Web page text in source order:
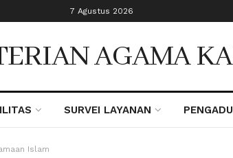
7 Agustus 2026
AGAMA
SURVEI LAYANAN
Islam